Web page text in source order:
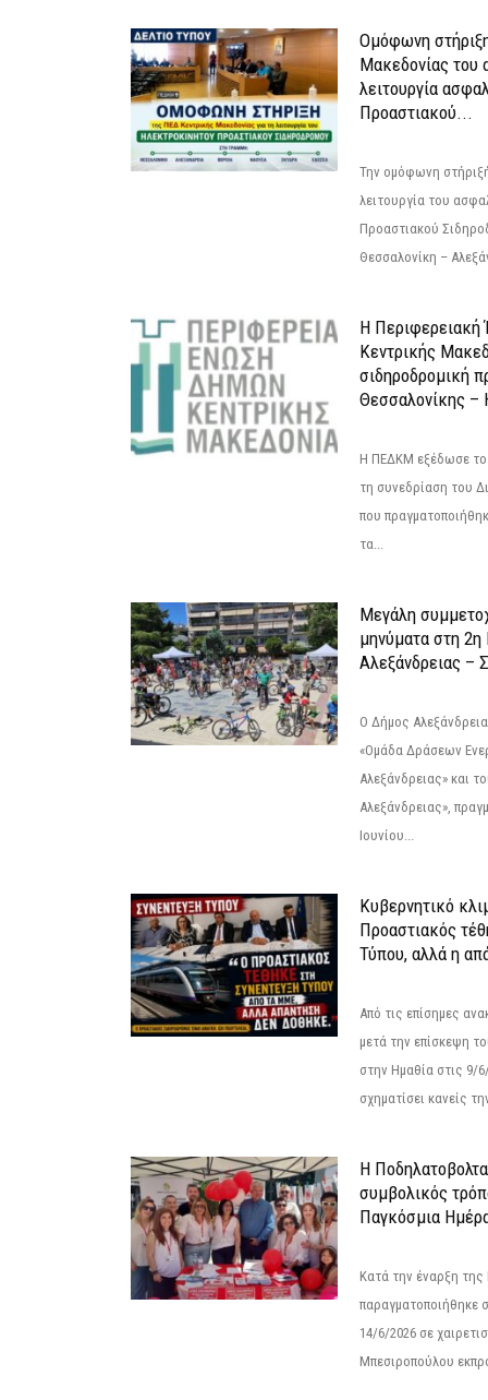
Ομόφωνη
Μακεδονίας του
λειτουργία
Προαστιακού...
Την ομόφωνη
λειτουργία του
Προαστιακού
Θεσσαλονίκη –
Η
Κεντρικής
σιδηροδρομική
Θεσσαλονίκης –
Η ΠΕΔΚΜ εξέδωσε το
τη συνεδρίαση του
που
τα...
Μεγάλη
μηνύματα στη
Αλεξάνδρειας –
Ο Δήμος
«Ομάδα Δράσεων
Αλεξάνδρειας» και
Αλεξάνδρειας»,
Ιουνίου...
Κυβερνητικό
Προαστιακός
Τύπου, αλλά η
Από τις επίσημες
μετά την επίσκεψη
στην Ημαθία στις 9/
σχηματίσει κανείς
Η Ποδηλατοβολτα
συμβολικός
Παγκόσμια
Κατά την έναρξη
παραγματοποιήθηκε
14/6/2026 σε
Μπεσιροπούλου